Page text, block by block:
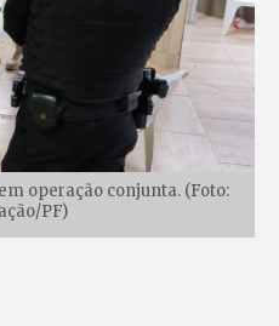
operação conjunta. (Foto:
PF)